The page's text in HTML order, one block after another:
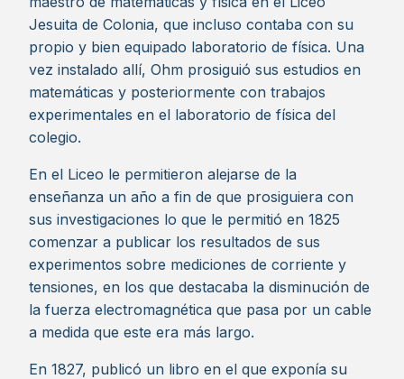
Jesuita de Colonia, que incluso contaba con su
propio y bien equipado laboratorio de física. Una
vez instalado allí, Ohm prosiguió sus estudios en
matemáticas y posteriormente con trabajos
experimentales en el laboratorio de física del
colegio.
En el Liceo le permitieron alejarse de la
enseñanza un año a fin de que prosiguiera con
sus investigaciones lo que le permitió en 1825
comenzar a publicar los resultados de sus
experimentos sobre mediciones de corriente y
tensiones, en los que destacaba la disminución de
la fuerza electromagnética que pasa por un cable
a medida que este era más largo.
En 1827, publicó un libro en el que exponía su